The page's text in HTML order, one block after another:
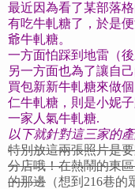
最近因為看了某部落
有吃牛軋糖了，於是
爺牛軋糖。
一方面怕踩到地雷（
另一方面也為了讓自
買包新新牛軋糖來做
仁牛軋糖，則是小妮
一家人氣牛軋糖.
以下就針對這三家的
特別放這兩張照片是
分店哦！在熱鬧的東
的那邊 （想到216巷